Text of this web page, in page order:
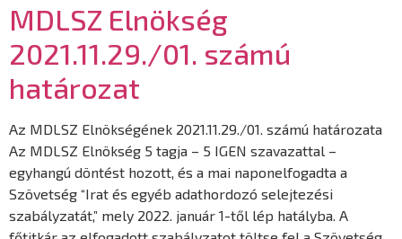
MDLSZ Elnökség
2021.11.29./01. számú
határozat
Az MDLSZ Elnökségének 2021.11.29./01. számú határozata
Az MDLSZ Elnökség 5 tagja – 5 IGEN szavazattal –
egyhangú döntést hozott, és a mai naponelfogadta a
Szövetség “Irat és egyéb adathordozó selejtezési
szabályzatát,” mely 2022. január 1-től lép hatályba. A